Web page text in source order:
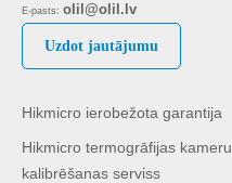
Hikmicro ierobežota garantija
Hikmicro termogrāfijas kameru
kalibrēšanas serviss
E-pasts: olil@olil.lv
Uzdot jautājumu